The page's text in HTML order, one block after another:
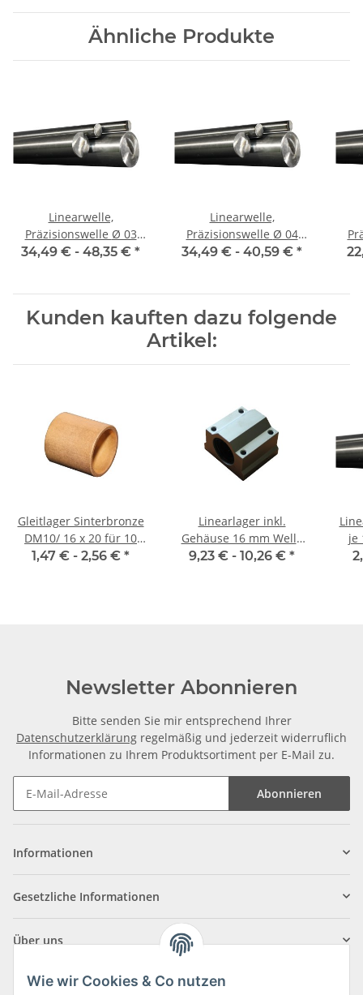
Ähnliche Produkte
Linearwelle,
Präzisionswelle Ø 03
mm, je m ± 5 mm,
34,49 € - 48,35 € *
Linearwelle,
Präzisionswelle Ø 04
mm, je m ± 5 mm,
34,49 € - 40,59 € *
Kunden kauften dazu folgende
Artikel:
Gleitlager Sinterbronze
DM10/ 16 x 20 für 10
mm Welle
1,47 € - 2,56 € *
Linearlager inkl.
Gehäuse 16 mm Welle
SMA
9,23 € - 10,26 € *
je
Newsletter Abonnieren
Bitte senden Sie mir entsprechend Ihrer
Datenschutzerklärung regelmäßig und jederzeit widerruflich
Informationen zu Ihrem Produktsortiment per E-Mail zu.
Abonnieren
Informationen
Gesetzliche Informationen
Über uns
Wie wir Cookies & Co nutzen